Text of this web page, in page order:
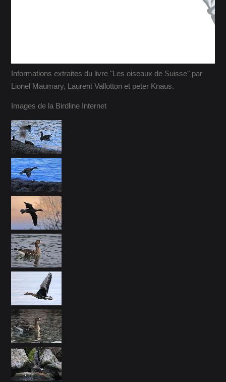
Informations extraites du livre "Les oiseaux de Suisse" par
Lionel Maumary, Laurent Vallotton et peter Knaus.
Images de la Birdline Internet